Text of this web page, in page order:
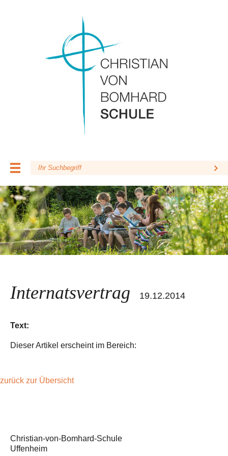
Internatsvertrag 19.12.2014
Text:
Dieser Artikel erscheint im Bereich:
zurück zur Übersicht
Christian-von-Bomhard-Schule
Uffenheim